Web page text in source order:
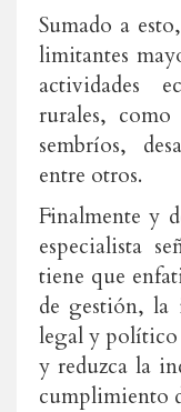
Sumado a
limitantes
actividades
rurales,
sembríos,
entre otros.
Finalmente y
especialista
tiene que
de gestión, la
legal y político
y reduzca la
cumplimiento